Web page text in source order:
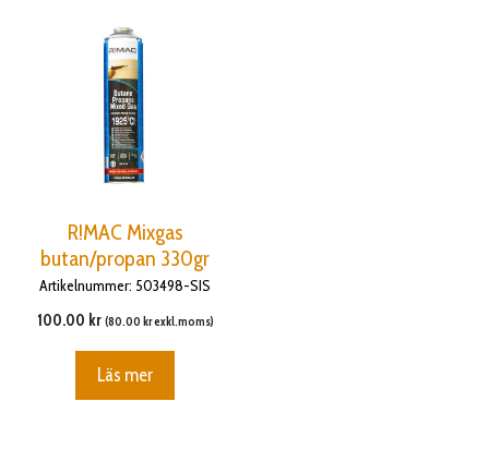
R!MAC Mixgas
butan/propan 330gr
Artikelnummer: 503498-SIS
100.00 kr (80.00 krexkl.moms)
Läs mer